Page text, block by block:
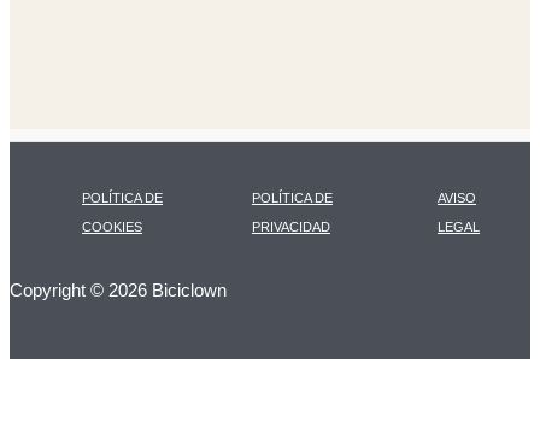
POLÍTICA DE
COOKIES
POLÍTICA DE
PRIVACIDAD
AVISO
LEGAL
Copyright © 2026 Biciclown